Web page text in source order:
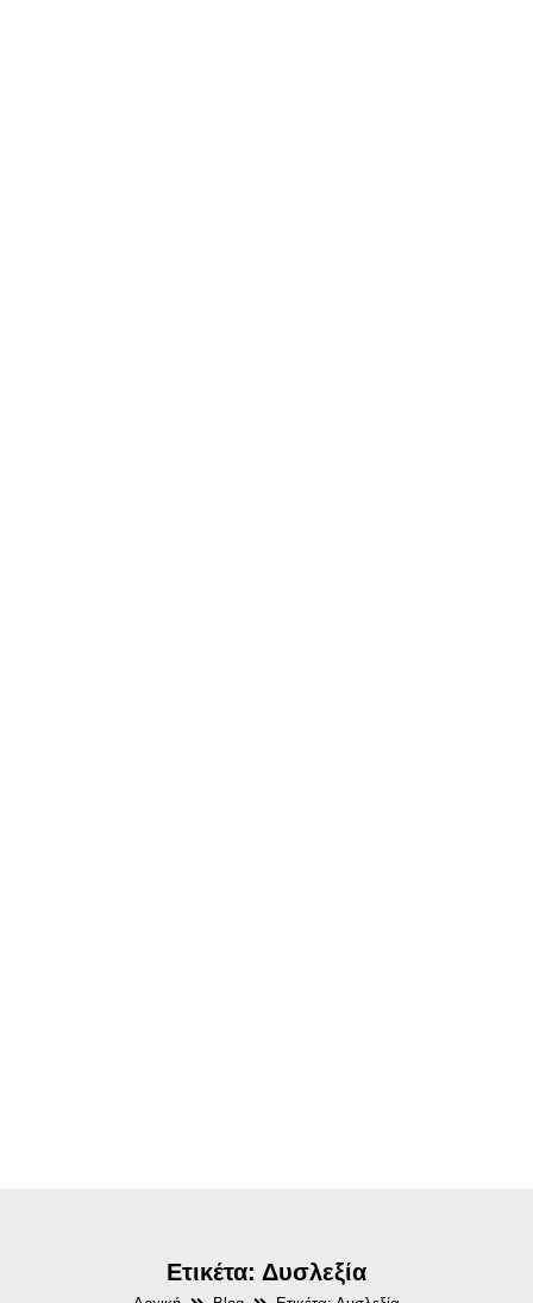
Ετικέτα: Δυσλεξία